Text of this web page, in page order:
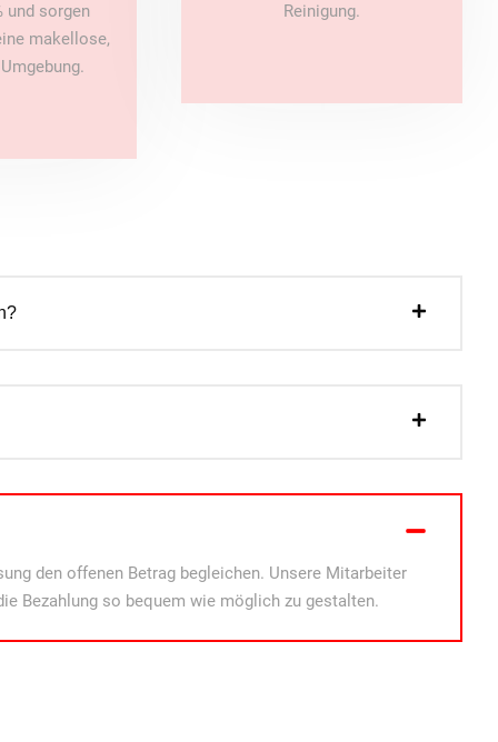
und sorgen
makellose,
Reinigung.
den offenen Betrag begleichen. Unsere Mitarbeiter
Bezahlung so bequem wie möglich zu gestalten.